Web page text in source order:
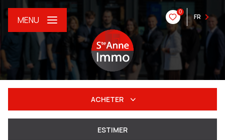
0
FR
MENU
ACHETER
ESTIMER